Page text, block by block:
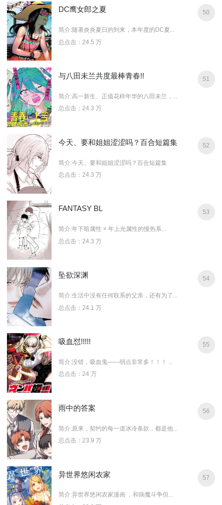
DC鹰女郎之夏
简介:随著炎炎夏日的到来，本年度的DC夏...
总点击：24.5 万
50
与八田未兰共度最棒青春!!
简介:高一新生、正值花样年华的八田未兰，...
总点击：24.3 万
51
今天、要和姐姐涩涩吗？百合短篇集
简介:今天、要和姐姐涩涩吗？百合短篇集
总点击：24.3 万
52
FANTASY BL
简介:年下暗属性 × 年上光属性的慢热系...
总点击：24.3 万
53
坠欲深渊
简介:生活中没有任何联系的父亲，还有为了...
总点击：24.1 万
54
吸血怼!!!!!
简介:没错，吸血鬼——弱点非常多！！！ ...
总点击：24 万
55
雨中的答案
简介:原来，契约的每一道冰冷条款，都是他...
总点击：23.9 万
56
异世界悠闲农家
简介:异世界悠闲农家漫画 ，和病魔斗争但...
57